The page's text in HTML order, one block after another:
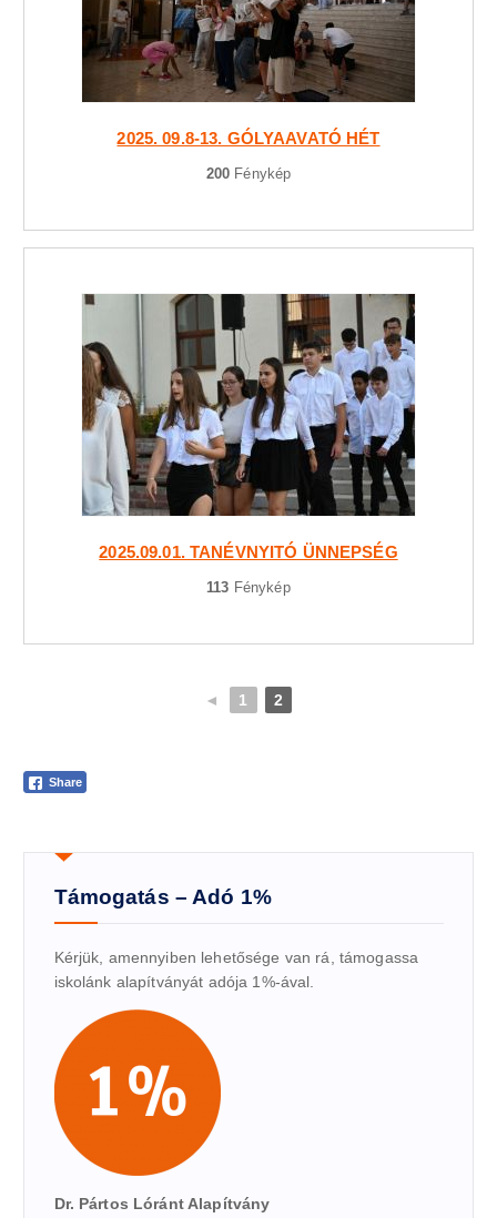
2025. 09.8-13. GÓLYAAVATÓ HÉT
200 Fénykép
2025.09.01. TANÉVNYITÓ ÜNNEPSÉG
113 Fénykép
◄ 1 2
Share
Támogatás – Adó 1%
Kérjük, amennyiben lehetősége van rá, támogassa
iskolánk alapítványát adója 1%-ával.
Dr. Pártos Lóránt Alapítvány